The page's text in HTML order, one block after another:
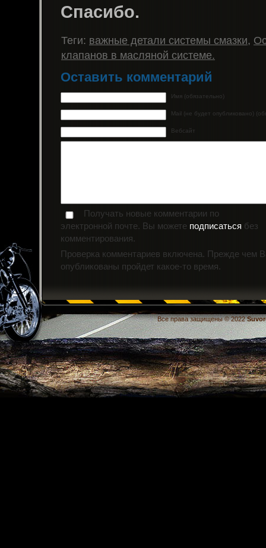
Спасибо.
Теги: важные детали системы смазки,
клапанов в масляной системе.
Оставить комментарий
Имя (обязательно)
Mail (не будет опубликовано)
Вебсайт
Получать новые комментарии по
электронной почте. Вы можете подписаться без
комментирования.
Проверка комментариев включена. Прежде чем
опубликованы пройдет какое-то время.
Все права защищены © 2022